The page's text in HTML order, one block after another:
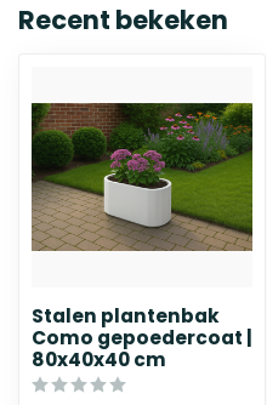
Recent bekeken
Stalen plantenbak
Como gepoedercoat |
80x40x40 cm